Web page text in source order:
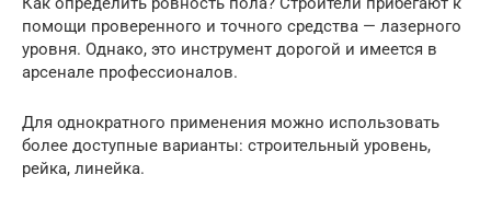
помощи проверенного и точного средства — лазерного
уровня. Однако, это инструмент дорогой и имеется в
арсенале профессионалов.
Для однократного применения можно использовать
более доступные варианты: строительный уровень,
рейка, линейка.